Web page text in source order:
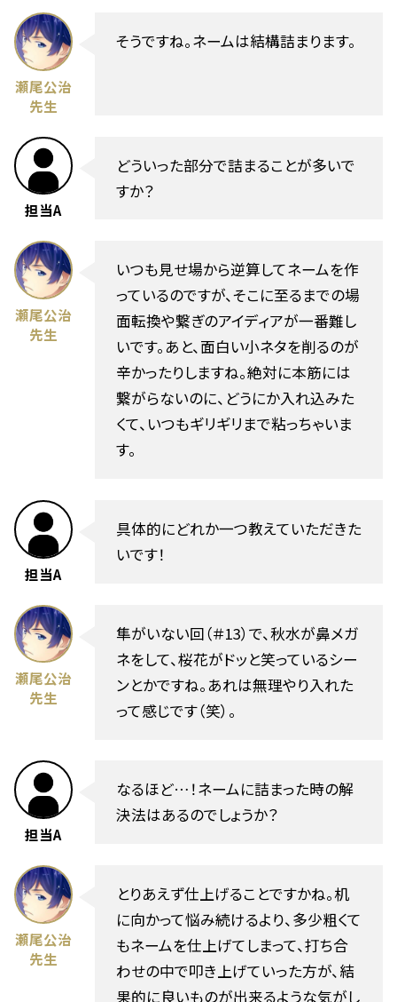
瀬尾公治
先生
そうですね。ネームは結構詰まります。
担当A
どういった部分で詰まることが多いで
すか？
瀬尾公治
先生
いつも見せ場から逆算してネームを作
っているのですが、そこに至るまでの場
面転換や繋ぎのアイディアが一番難し
いです。あと、面白い小ネタを削るのが
辛かったりしますね。絶対に本筋には
繋がらないのに、どうにか入れ込みた
くて、いつもギリギリまで粘っちゃいま
す。
担当A
具体的にどれか一つ教えていただきた
いです！
瀬尾公治
先生
隼がいない回（＃13）で、秋水が鼻メガ
ネをして、桜花がドッと笑っているシー
ンとかですね。あれは無理やり入れた
って感じです（笑）。
担当A
なるほど…！ネームに詰まった時の解
決法はあるのでしょうか？
瀬尾公治
先生
とりあえず仕上げることですかね。机
に向かって悩み続けるより、多少粗くて
もネームを仕上げてしまって、打ち合
わせの中で叩き上げていった方が、結
果的に良いものが出来るような気がし